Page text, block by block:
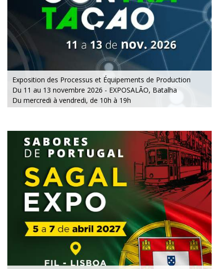
Exposition des Processus et Équipements de Production
Du 11 au 13 novembre 2026 - EXPOSALÃO, Batalha
Du mercredi à vendredi, de 10h à 19h